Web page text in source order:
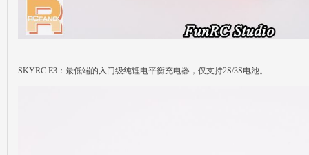
SKYRC E3：最低端的入门级纯锂电平衡充电器，仅支持2S/3S电池。